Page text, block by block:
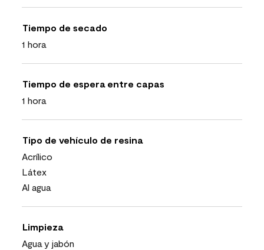
Tiempo de secado
1 hora
Tiempo de espera entre capas
1 hora
Tipo de vehículo de resina
Acrílico
Látex
Al agua
Limpieza
Agua y jabón